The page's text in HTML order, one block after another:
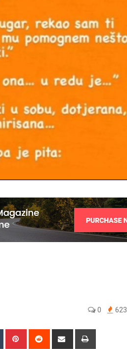
0 623
Tumblr Pinterest Reddit
Share